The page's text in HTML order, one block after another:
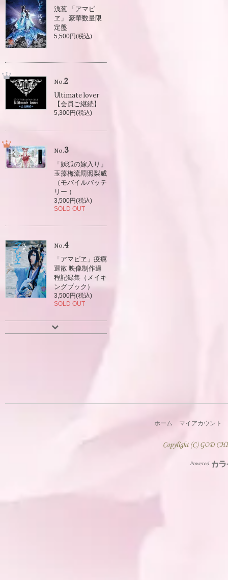
浅葱 「アマビ
ヱ」 豪華数量限
定盤
5,500円(税込)
No.2
Ultimate lover
【会員ご継続】
5,300円(税込)
No.3
「妖狐の嫁入り」
玉藻梅流罰照梨威
（モバイルバッテ
リー ）
3,500円(税込)
SOLD OUT
No.4
「アマビヱ」疫癘
退散 映像制作過
程記録集（メイキ
ングブック）
3,500円(税込)
SOLD OUT
ホーム マイアカウント
Powered